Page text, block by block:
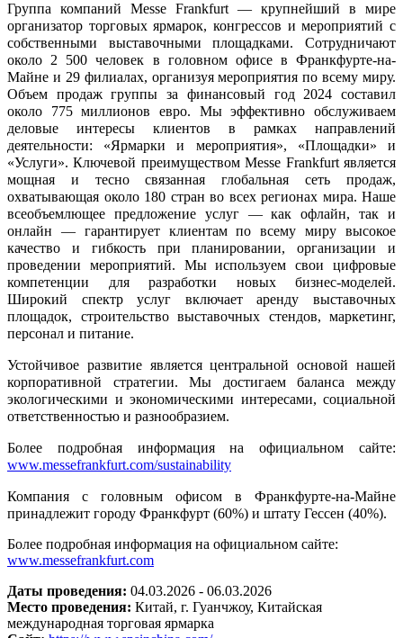
Группа компаний Messe Frankfurt — крупнейший в мире
организатор торговых ярмарок, конгрессов и мероприятий с
собственными выставочными площадками. Сотрудничают
около 2 500 человек в головном офисе в Франкфурте-на-
Майне и 29 филиалах, организуя мероприятия по всему миру.
Объем продаж группы за финансовый год 2024 составил
около 775 миллионов евро. Мы эффективно обслуживаем
деловые интересы клиентов в рамках направлений
деятельности: «Ярмарки и мероприятия», «Площадки» и
«Услуги». Ключевой преимуществом Messe Frankfurt является
мощная и тесно связанная глобальная сеть продаж,
охватывающая около 180 стран во всех регионах мира. Наше
всеобъемлющее предложение услуг — как офлайн, так и
онлайн — гарантирует клиентам по всему миру высокое
качество и гибкость при планировании, организации и
проведении мероприятий. Мы используем свои цифровые
компетенции для разработки новых бизнес-моделей.
Широкий спектр услуг включает аренду выставочных
площадок, строительство выставочных стендов, маркетинг,
персонал и питание.
Устойчивое развитие является центральной основой нашей
корпоративной стратегии. Мы достигаем баланса между
экологическими и экономическими интересами, социальной
ответственностью и разнообразием.
Более подробная информация на официальном сайте:
www.messefrankfurt.com/sustainability
Компания с головным офисом в Франкфурте-на-Майне
принадлежит городу Франкфурт (60%) и штату Гессен (40%).
Более подробная информация на официальном сайте:
www.messefrankfurt.com
Даты проведения: 04.03.2026 - 06.03.2026
Место проведения: Китай, г. Гуанчжоу, Китайская
международная торговая ярмарка